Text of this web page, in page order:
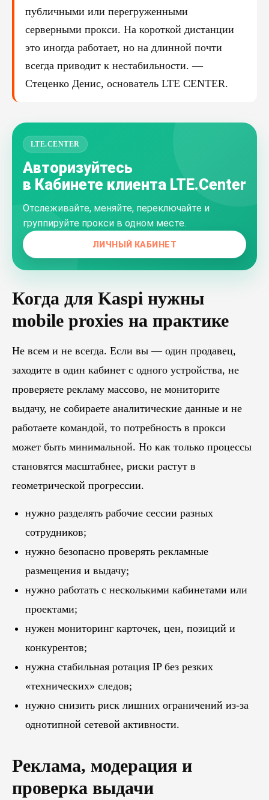
публичными или перегруженными
серверными прокси. На короткой дистанции
это иногда работает, но на длинной почти
всегда приводит к нестабильности. —
Стеценко Денис, основатель LTE CENTER.
LTE.CENTER
Авторизуйтесь
в Кабинете клиента LTE.Center
Отслеживайте, меняйте, переключайте и
группируйте прокси в одном месте.
ЛИЧНЫЙ КАБИНЕТ
Когда для Kaspi нужны
mobile proxies на практике
Не всем и не всегда. Если вы — один продавец,
заходите в один кабинет с одного устройства, не
проверяете рекламу массово, не мониторите
выдачу, не собираете аналитические данные и не
работаете командой, то потребность в прокси
может быть минимальной. Но как только процессы
становятся масштабнее, риски растут в
геометрической прогрессии.
нужно разделять рабочие сессии разных
сотрудников;
нужно безопасно проверять рекламные
размещения и выдачу;
нужно работать с несколькими кабинетами или
проектами;
нужен мониторинг карточек, цен, позиций и
конкурентов;
нужна стабильная ротация IP без резких
«технических» следов;
нужно снизить риск лишних ограничений из-за
однотипной сетевой активности.
Реклама, модерация и
проверка выдачи